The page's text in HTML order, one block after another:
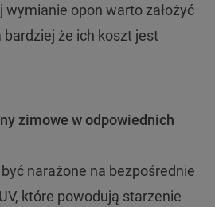
wymianie opon warto założyć
że ich koszt jest
zimowe w odpowiednich
narażone na bezpośrednie
które powodują starzenie